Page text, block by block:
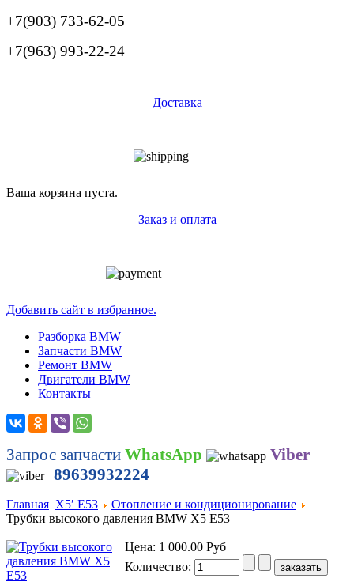
+7(903) 733-62-05
+7(963) 993-22-24
Доставка
Ваша корзина пуста.
Заказ и оплата
Добавить сайт в избранное.
Разборка BMW
Запчасти BMW
Ремонт BMW
Двигатели BMW
Контакты
Запрос запчасти WhatsApp
Viber
89639932224
Главная Х5′ E53
Отопление и кондиционирование
Трубки высокого давления BMW X5 E53
Цена: 1 000.00 Руб
Количество: